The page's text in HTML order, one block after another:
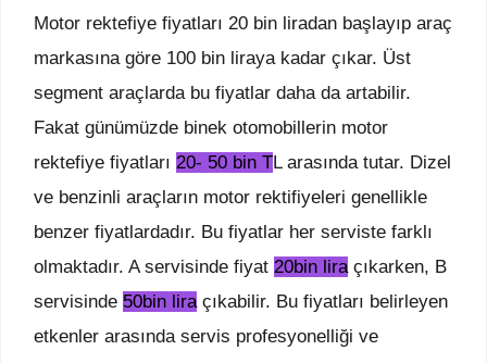
Motor rektefiye fiyatları 20 bin liradan başlayıp araç
markasına göre 100 bin liraya kadar çıkar. Üst
segment araçlarda bu fiyatlar daha da artabilir.
Fakat günümüzde binek otomobillerin motor
rektefiye fiyatları 20- 50 bin TL arasında tutar. Dizel
ve benzinli araçların motor rektifiyeleri genellikle
benzer fiyatlardadır. Bu fiyatlar her serviste farklı
olmaktadır. A servisinde fiyat 20bin lira çıkarken, B
servisinde 50bin lira çıkabilir. Bu fiyatları belirleyen
etkenler arasında servis profesyonelliği ve